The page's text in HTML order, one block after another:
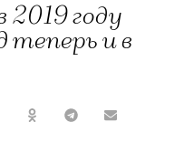
2019 году
теперь и в